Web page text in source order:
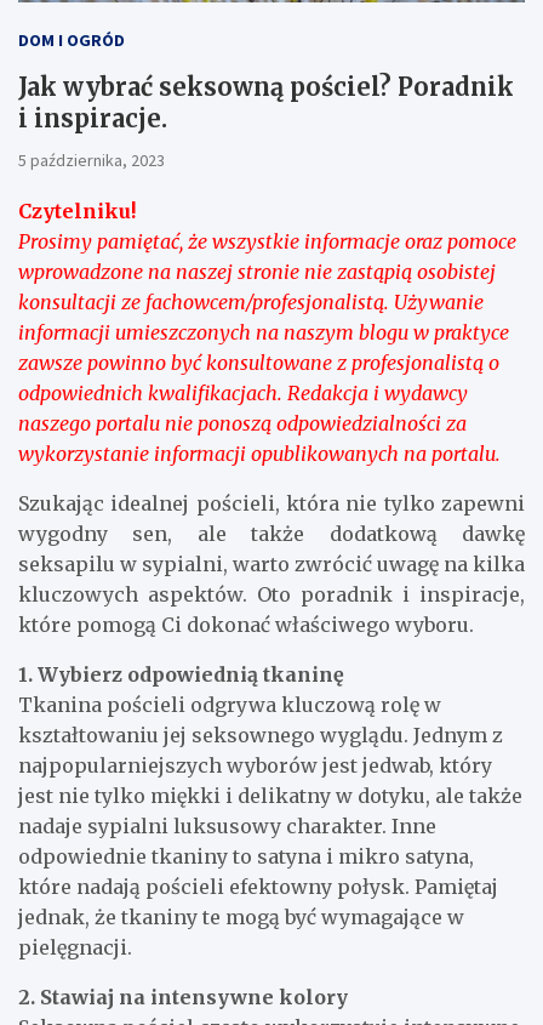
DOM I OGRÓD
Jak wybrać seksowną pościel? Poradnik
i inspiracje.
5 października, 2023
Czytelniku!
Prosimy pamiętać, że wszystkie informacje oraz pomoce
wprowadzone na naszej stronie nie zastąpią osobistej
konsultacji ze fachowcem/profesjonalistą. Używanie
informacji umieszczonych na naszym blogu w praktyce
zawsze powinno być konsultowane z profesjonalistą o
odpowiednich kwalifikacjach. Redakcja i wydawcy
naszego portalu nie ponoszą odpowiedzialności za
wykorzystanie informacji opublikowanych na portalu.
Szukając idealnej pościeli, która nie tylko zapewni
wygodny sen, ale także dodatkową dawkę
seksapilu w sypialni, warto zwrócić uwagę na kilka
kluczowych aspektów. Oto poradnik i inspiracje,
które pomogą Ci dokonać właściwego wyboru.
1. Wybierz odpowiednią tkaninę
Tkanina pościeli odgrywa kluczową rolę w
kształtowaniu jej seksownego wyglądu. Jednym z
najpopularniejszych wyborów jest jedwab, który
jest nie tylko miękki i delikatny w dotyku, ale także
nadaje sypialni luksusowy charakter. Inne
odpowiednie tkaniny to satyna i mikro satyna,
które nadają pościeli efektowny połysk. Pamiętaj
jednak, że tkaniny te mogą być wymagające w
pielęgnacji.
2. Stawiaj na intensywne kolory